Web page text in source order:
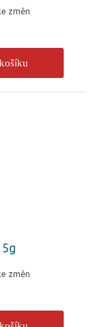
změn
změn